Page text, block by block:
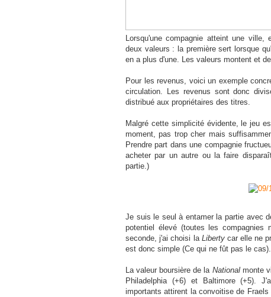
Lorsqu'une compagnie atteint une
deux valeurs : la première sert lorsque
en a plus d'une. Les valeurs montent et
Pour les revenus, voici un exemple
circulation. Les revenus sont donc
distribué aux propriétaires des titres.
Malgré cette simplicité évidente, le jeu
moment, pas trop cher mais
Prendre part dans une compagnie
acheter par un autre ou la faire
partie.)
Je suis le seul à entamer la partie avec
potentiel élevé (toutes les
seconde, j'ai choisi la Liberty car elle ne
est donc simple (Ce qui ne fût pas le cas).
La valeur boursière de la National monte
Philadelphia (+6) et Baltimore (+5).
importants attirent la convoitise de